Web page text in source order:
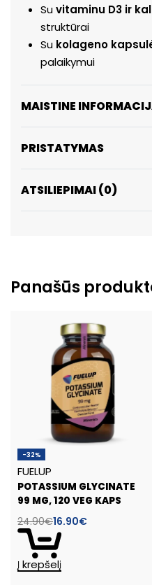
Suvitaminu D3 ir
struktūrai
Su kolageno
palaikymui
MAISTINE
PRISTATYMAS
ATSILIEPIMAI (0)
Panašūs
-32%
FUELUP
POTASSIUM GLYCINATE
99 MG, 120 VEG KAPS
24.90€16.90€
Į krepšelį